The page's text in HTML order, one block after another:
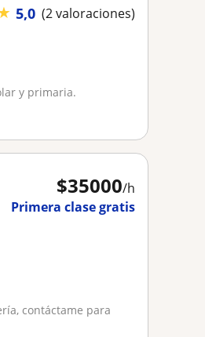
5,0 (2 valoraciones)
y primaria.
$35000/h
Primera clase gratis
contáctame para